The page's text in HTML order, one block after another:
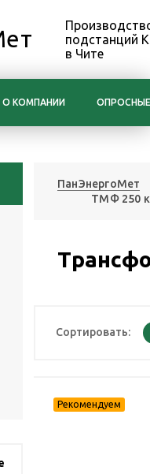
подстанций
в Чите
О КОМПАНИИ
ПанЭнергоМет
ТМФ 250
Сортировать: